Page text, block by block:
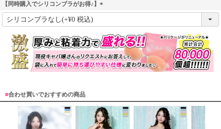
【同時購入でシリコンブラがお得♪】
(
)
■合わせ買いでおすすめの商品